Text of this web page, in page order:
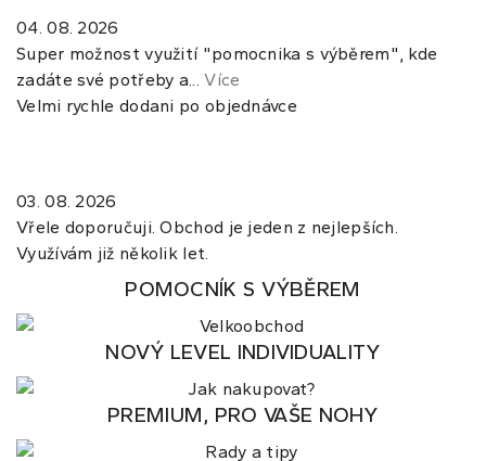
04. 08. 2026
Super možnost využití "pomocnika s výběrem", kde
zadáte své potřeby a...Více
Velmi rychle dodani po objednávce
03. 08. 2026
Vřele doporučuji. Obchod je jeden z nejlepších.
Využívám již několik let.
POMOCNÍK S VÝBĚREM
NOVÝ LEVEL INDIVIDUALITY
PREMIUM, PRO VAŠE NOHY